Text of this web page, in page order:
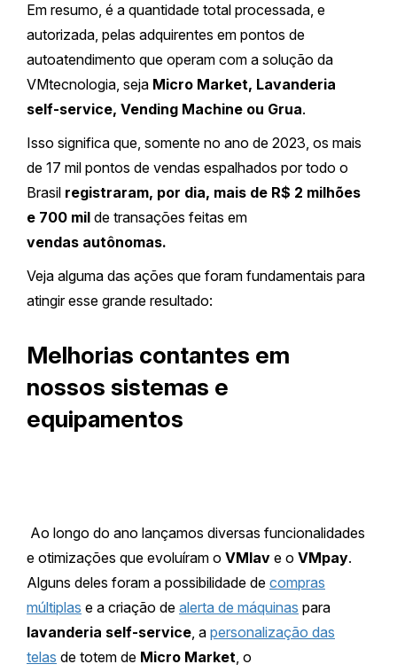
Em resumo, é a quantidade total processada, e
autorizada, pelas adquirentes em pontos de
autoatendimento que operam com a solução da
VMtecnologia, seja Micro Market, Lavanderia
self-service, Vending Machine ou Grua.
Isso significa que, somente no ano de 2023, os mais
de 17 mil pontos de vendas espalhados por todo o
Brasil registraram, por dia, mais de R$ 2 milhões
e 700 mil de transações feitas em
vendas autônomas.
Veja alguma das ações que foram fundamentais para
atingir esse grande resultado:
Melhorias contantes em
nossos sistemas e
equipamentos
Ao longo do ano lançamos diversas funcionalidades
e otimizações que evoluíram o VMlav e o VMpay.
Alguns deles foram a possibilidade de compras
múltiplas e a criação de alerta de máquinas para
lavanderia self-service, a personalização das
telas de totem de Micro Market, o